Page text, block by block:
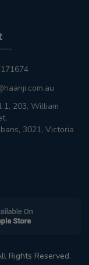
1, 203, William
3021, Victoria
Rights Reserved.